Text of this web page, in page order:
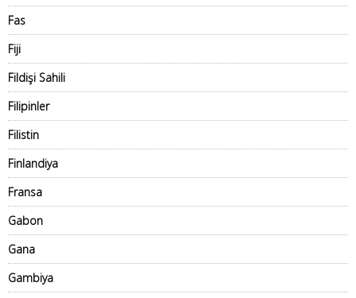
Fas
Fiji
Fildişi Sahili
Filipinler
Filistin
Finlandiya
Fransa
Gabon
Gana
Gambiya